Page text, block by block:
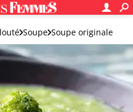
Soupe Soupe originale